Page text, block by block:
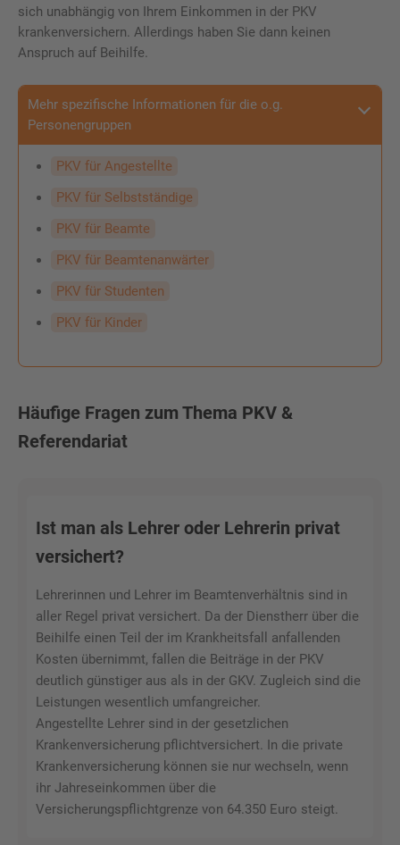
sich unabhängig von Ihrem Einkommen in der PKV
krankenversichern. Allerdings haben Sie dann keinen
Anspruch auf Beihilfe.
Mehr spezifische Informationen für die o.g.
Personengruppen
PKV für Angestellte
PKV für Selbstständige
PKV für Beamte
PKV für Beamtenanwärter
PKV für Studenten
PKV für Kinder
Häufige Fragen zum Thema PKV &
Referendariat
Ist man als Lehrer oder Lehrerin privat
versichert?
Lehrerinnen und Lehrer im Beamtenverhältnis sind in
aller Regel privat versichert. Da der Dienstherr über die
Beihilfe einen Teil der im Krankheitsfall anfallenden
Kosten übernimmt, fallen die Beiträge in der PKV
deutlich günstiger aus als in der GKV. Zugleich sind die
Leistungen wesentlich umfangreicher.
Angestellte Lehrer sind in der gesetzlichen
Krankenversicherung pflichtversichert. In die private
Krankenversicherung können sie nur wechseln, wenn
ihr Jahreseinkommen über die
Versicherungspflichtgrenze von 64.350 Euro steigt.